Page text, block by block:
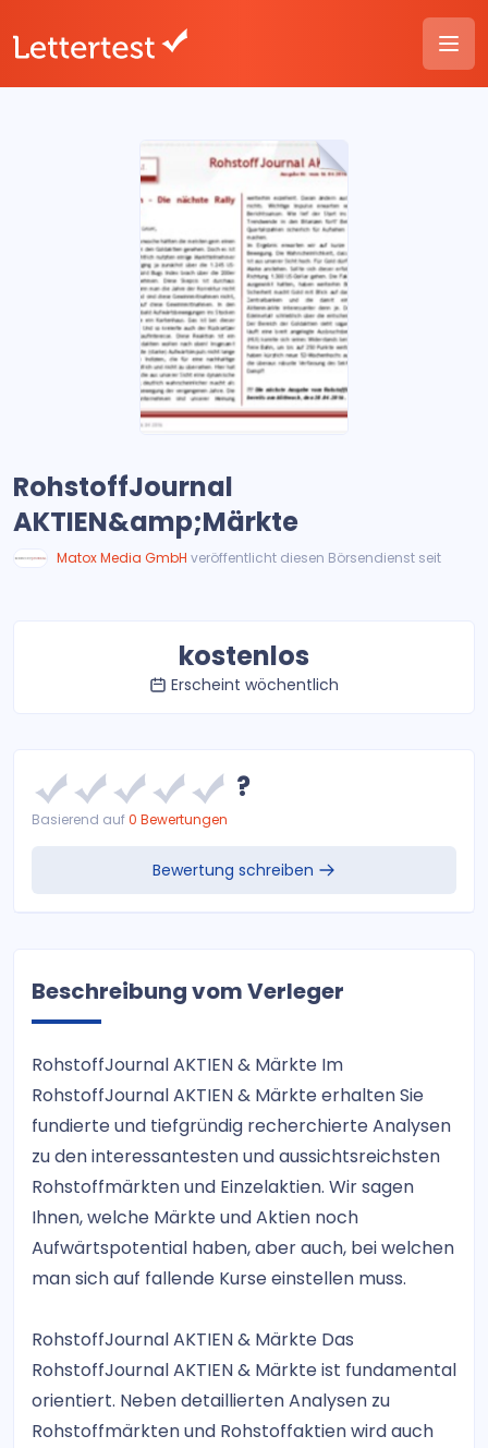
RohstoffJournal
AKTIEN&amp;Märkte
Matox Media GmbH veröffentlicht diesen Börsendienst seit
kostenlos
Erscheint wöchentlich
?
Basierend auf0 Bewertungen
Bewertung schreiben
Beschreibung vom Verleger
RohstoffJournal AKTIEN & Märkte Im
RohstoffJournal AKTIEN & Märkte erhalten Sie
fundierte und tiefgründig recherchierte Analysen
zu den interessantesten und aussichtsreichsten
Rohstoffmärkten und Einzelaktien. Wir sagen
Ihnen, welche Märkte und Aktien noch
Aufwärtspotential haben, aber auch, bei welchen
man sich auf fallende Kurse einstellen muss.
RohstoffJournal AKTIEN & Märkte Das
RohstoffJournal AKTIEN & Märkte ist fundamental
orientiert. Neben detaillierten Analysen zu
Rohstoffmärkten und Rohstoffaktien wird auch